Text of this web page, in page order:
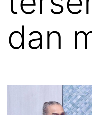
dan